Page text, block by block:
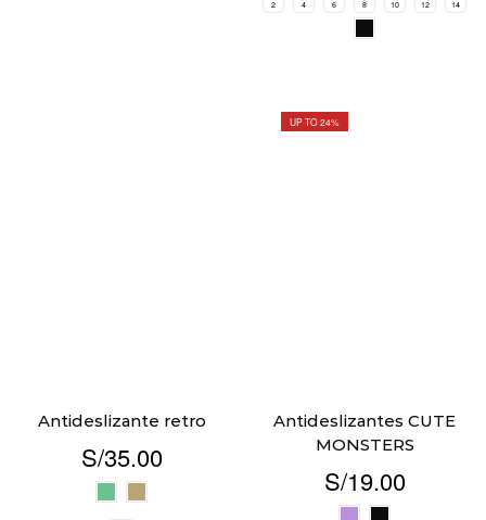
2 4 6 8 10 12 14
Antideslizante retro
S/35.00
UP TO 24%
Antideslizantes CUTE
MONSTERS
S/19.00